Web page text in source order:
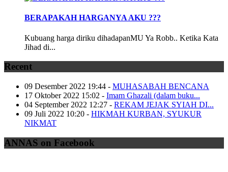
BERAPAKAH HARGANYA AKU ???
Kubuang harga diriku dihadapanMU Ya Robb.. Ketika Kata
Jihad di...
Recent
09 Desember 2022 19:44 - MUHASABAH BENCANA
17 Oktober 2022 15:02 - Imam Ghazali (dalam buku...
04 September 2022 12:27 - REKAM JEJAK SYIAH DI...
09 Juli 2022 10:20 - HIKMAH KURBAN, SYUKUR
NIKMAT
ANNAS on Facebook